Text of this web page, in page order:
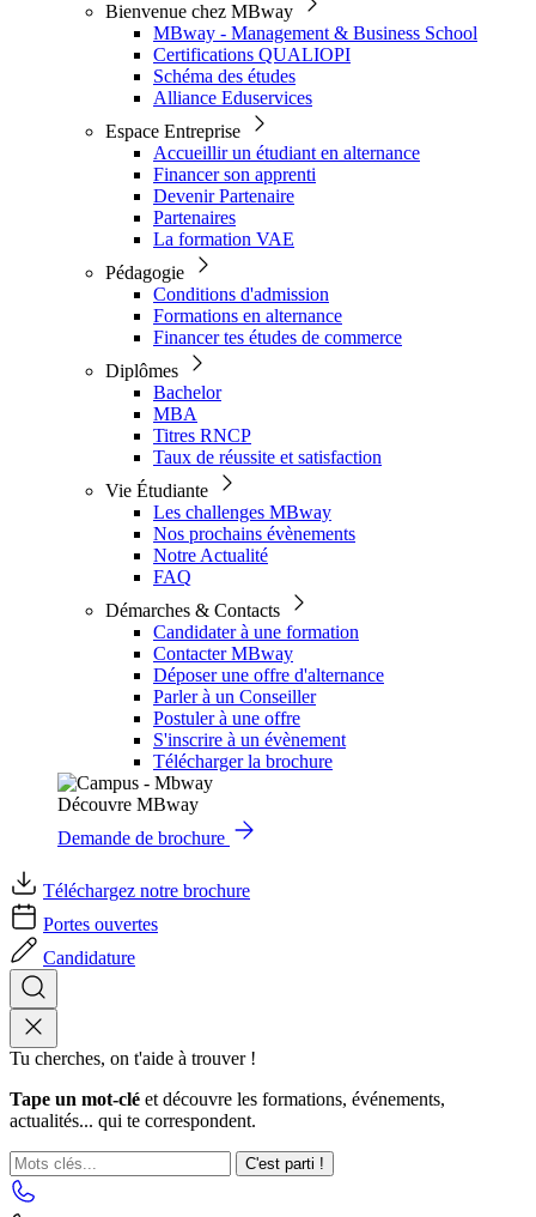
Bienvenue chez MBway
MBway - Management & Business School
Certifications QUALIOPI
Schéma des études
Alliance Eduservices
Espace Entreprise
Accueillir un étudiant en alternance
Financer son apprenti
Devenir Partenaire
Partenaires
La formation VAE
Pédagogie
Conditions d'admission
Formations en alternance
Financer tes études de commerce
Diplômes
Bachelor
MBA
Titres RNCP
Taux de réussite et satisfaction
Vie Étudiante
Les challenges MBway
Nos prochains évènements
Notre Actualité
FAQ
Démarches & Contacts
Candidater à une formation
Contacter MBway
Déposer une offre d'alternance
Parler à un Conseiller
Postuler à une offre
S'inscrire à un évènement
Télécharger la brochure
Découvre MBway
Demande de brochure
Téléchargez notre brochure
Portes ouvertes
Candidature
Tu cherches, on t'aide à trouver !
Tape un mot-clé et découvre les formations, événements,
actualités... qui te correspondent.
C'est parti !